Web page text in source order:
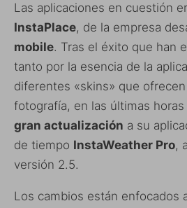
Las aplicaciones en cuestión
InstaPlace, de la empresa
mobile. Tras el éxito que han
tanto por la esencia de la
diferentes «skins» que ofrecen
fotografía, en las últimas horas
gran actualización a su
de tiempo InstaWeather Pro,
versión 2.5.
Los cambios están enfocados